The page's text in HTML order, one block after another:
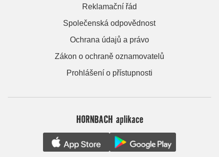
Reklamační řád
Společenská odpovědnost
Ochrana údajů a právo
Zákon o ochraně oznamovatelů
Prohlášení o přístupnosti
HORNBACH aplikace